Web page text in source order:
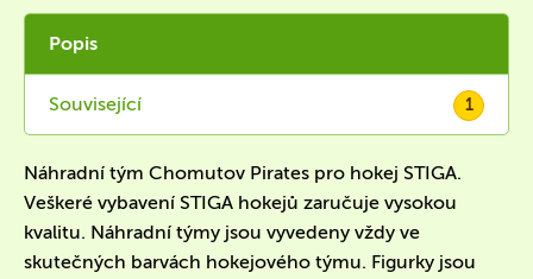
Popis
Související 1
Náhradní tým Chomutov Pirates pro hokej STIGA.
Veškeré vybavení STIGA hokejů zaručuje vysokou
kvalitu. Náhradní týmy jsou vyvedeny vždy ve
skutečných barvách hokejového týmu. Figurky jsou